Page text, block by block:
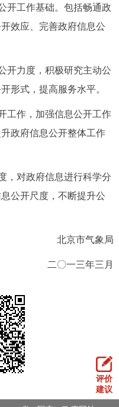
工作基础。包括畅通政
效应、完善政府信息公
力度，积极研究主动公
形式，提高服务水平。
作，加强信息公开工作
政府信息公开整体工作
对政府信息进行科学分
公开尺度，不断提升公
北京市气象局
二〇一三年三月
评价
建议